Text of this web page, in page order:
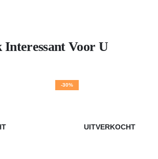
Interessant Voor U
-30%
UITVERKOCHT